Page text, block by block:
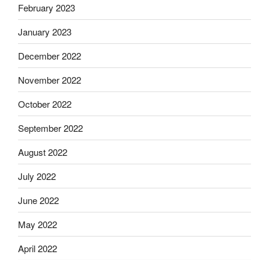
February 2023
January 2023
December 2022
November 2022
October 2022
September 2022
August 2022
July 2022
June 2022
May 2022
April 2022